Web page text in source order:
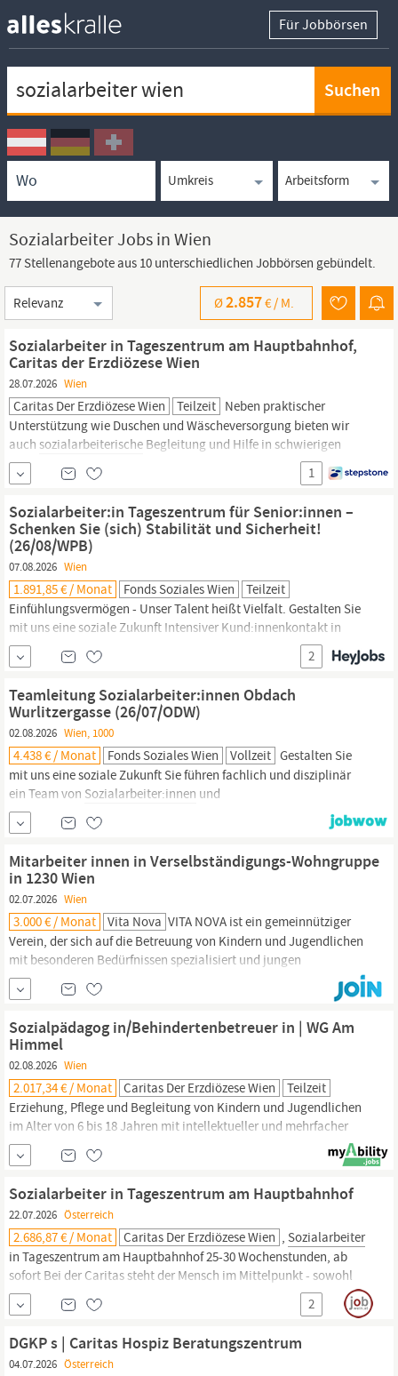
Für Jobbörsen
Ortssuche
Umkreissuche
Arbeitsform
Sozialarbeiter Jobs in Wien
77 Stellenangebote aus 10 unterschiedlichen Jobbörsen gebündelt.
Sortierung
Ø2.857€ / M.
Sozialarbeiter in Tageszentrum am Hauptbahnhof,
Caritas der Erzdiözese Wien
28.07.2026 Wien
Caritas Der Erzdiözese Wien Teilzeit Neben praktischer
Unterstützung wie Duschen und Wäscheversorgung bieten wir
auch sozialarbeiterische Begleitung und Hilfe in schwierigen
Lebenssituationen. Werde Teil eines engagierten Teams und
gestalte mit uns einen Ort, an dem Menschlichkeit jeden Tag
Betreuung wohnungsloser Menschen...
1
Sozialarbeiter:in Tageszentrum für Senior:innen –
Schenken Sie (sich) Stabilität und Sicherheit!
(26/08/WPB)
07.08.2026 Wien
1.891,85 € / Monat Fonds Soziales Wien
Teilzeit
Einfühlungsvermögen - Unser Talent heißt Vielfalt. Gestalten Sie
mit uns eine soziale Zukunft Intensiver Kund:innenkontakt in
Verbindung mit dem Komfort eines Büroarbeitsplatzes – das
zeichnet die Tätigkeit der:des
im Tageszentrum
Neukund:innen und deren Angehörigen und wickeln die...
2
Teamleitung Sozialarbeiter:innen Obdach
Wurlitzergasse (26/07/ODW)
02.08.2026 Wien, 1000
4.438 € / Monat Fonds Soziales Wien Vollzeit Gestalten Sie
mit uns eine soziale Zukunft Sie führen fachlich und disziplinär
ein Team von Sozialarbeiter:innen und
Gesundheitskoordinator:innen, sowie Peer-KollegInnen. Sie
entwickeln, fördern und coachen Ihre Mitarbeiter:innen. Sie sind
Kostenstellenverantwortung. Sie arbeiten aktiv gemeinsam in
einer dualen
Mitarbeiter innen in Verselbständigungs-Wohngruppe
in 1230 Wien
02.07.2026 Wien
3.000 € / Monat Vita Nova VITA NOVA ist ein gemeinnütziger
Verein, der sich auf die Betreuung von Kindern und Jugendlichen
mit besonderen Bedürfnissen spezialisiert und jungen
Erwachsenen Begleitung und Betreuung anbietet. Gesucht
werden Sozialpädagog innen,
innen, Psycholog
innen, bzw. Mitarbeiter innen mit einer nach der Kinder- und
JugendhilfeWienanerkannten...
Sozialpädagog in/Behindertenbetreuer in | WG Am
Himmel
02.08.2026 Wien
2.017,34 € / Monat Caritas Der Erzdiözese Wien
Teilzeit
Erziehung, Pflege und Begleitung von Kindern und Jugendlichen
im Alter von 6 bis 18 Jahren mit intellektueller und mehrfacher
Behinderung, herausfordernden Verhaltensweisen und
pflegerischem Aufwand Zusammenarbeit mit Eltern und
innen, etc. Assistenz in Belangen des
Sozialarbeiter in Tageszentrum am Hauptbahnhof
22.07.2026 Österreich
2.686,87 € / Monat Caritas Der Erzdiözese Wien , Sozialarbeiter
in Tageszentrum am Hauptbahnhof 25-30 Wochenstunden, ab
sofort Bei der Caritas steht der Mensch im Mittelpunkt - sowohl
jene, die wir begleiten, als auch unsere Mitarbeitenden. Unser
Tageszentrum am Wiener Hauptbahnhof ist ein wichtiger
die Woche.
2
DGKP s | Caritas Hospiz Beratungszentrum
04.07.2026 Österreich